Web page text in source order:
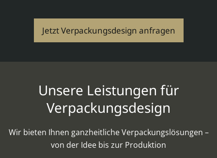
Jetzt Verpackungsdesign anfragen
Unsere Leistungen für
Verpackungsdesign
Wir bieten Ihnen ganzheitliche Verpackungslösungen –
von der Idee bis zur Produktion